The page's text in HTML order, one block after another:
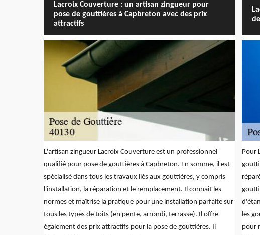
Lacroix Couverture : un artisan zingueur pour
pose de gouttières à Capbreton avec des prix
attractifs
L'artisan zingueur Lacroix Couverture est un professionnel
qualifié pour pose de gouttières à Capbreton. En somme, il est
spécialisé dans tous les travaux liés aux gouttières, y compris
l'installation, la réparation et le remplacement. Il connaît les
normes et maîtrise la pratique pour une installation parfaite sur
tous les types de toits (en pente, arrondi, terrasse). Il offre
également des prix attractifs pour la pose de gouttières. Il
Pour
les
pour